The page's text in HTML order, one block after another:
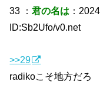
33 ：君の名は ：
ID:Sb2Ufo/v0.net
>>29
radikoこそ地方だろ